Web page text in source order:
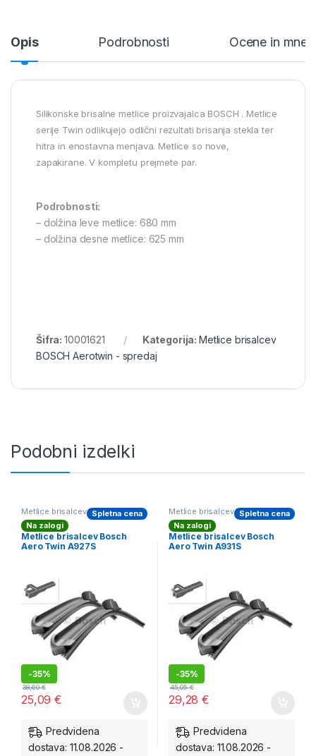
Opis Podrobnosti Ocene in
Silikonske brisalne metlice proizvajalca BOSCH . Metlice
serije Twin odlikujejo odlični rezultati brisanja stekla ter
hitra in enostavna menjava. Metlice so nove,
zapakirane. V kompletu prejmete par.
Podrobnosti:
– dolžina leve metlice: 680 mm
– dolžina desne metlice: 625 mm
Šifra:10001621 Kategorija: Metlice brisalcev
BOSCH Aerotwin - spredaj
Podobni izdelki
Metlice brisalcev BOSCH
Aerotwin - spredaj
Na zalogi
Metlice brisalcev Bosch
Aero Twin A927S
-35%
Spletna cena
25,09€
38,60€
Predvidena
dostava: 11.08.2026 -
Metlice brisalcev BOSCH
Aerotwin - spredaj
Na zalogi
Metlice brisalcev Bosch
Aero Twin A931S
-35%
Spletna cena
29,28€
45,05€
Predvidena
dostava: 11.08.2026 -